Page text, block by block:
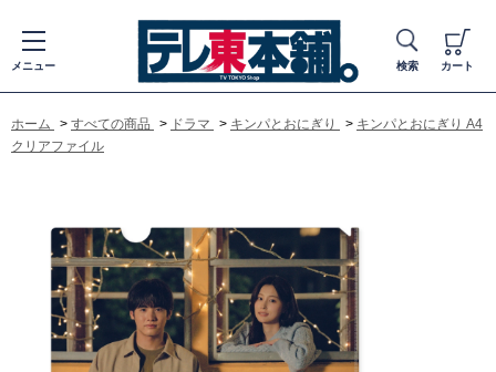
メニュー 検索 カート
ホーム > すべての商品 > ドラマ > キンパとおにぎり > キンパとおにぎり A4
クリアファイル